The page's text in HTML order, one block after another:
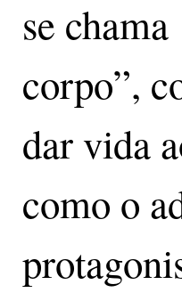
se
corpo”,
dar vida
como o